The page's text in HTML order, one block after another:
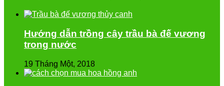
Hướng dẫn trồng cây trầu bà đế vương
trong nước
19 Tháng Một, 2018